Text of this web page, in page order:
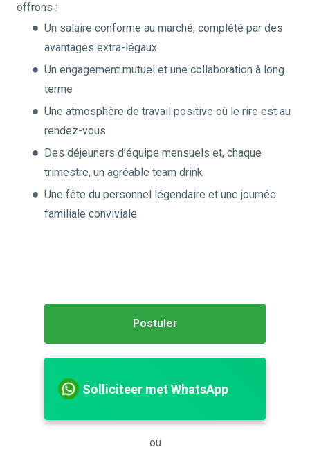
offrons :
Un salaire conforme au marché, complété par des
avantages extra-légaux
Un engagement mutuel et une collaboration à long
terme
Une atmosphère de travail positive où le rire est au
rendez-vous
Des déjeuners d’équipe mensuels et, chaque
trimestre, un agréable team drink
Une fête du personnel légendaire et une journée
familiale conviviale
Postuler
Solliciteer met WhatsApp
ou